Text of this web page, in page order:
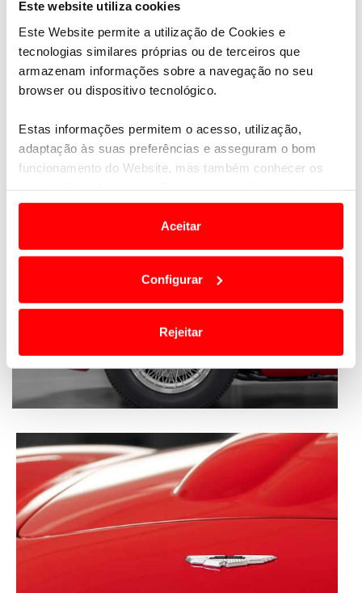
Este website utiliza cookies
Este Website permite a utilização de Cookies e
tecnologias similares próprias ou de terceiros que
armazenam informações sobre a navegação no seu
browser ou dispositivo tecnológico.
Estas informações permitem o acesso, utilização,
adaptação às suas preferências e asseguram o bom
funcionamento do Website, mas também conhecer os
e anúncios de modo a promover produtos e/ou serviços.
Em alguns casos, a utilização destas tecnologias
termos e a todo o tempo as suas preferências e limitando
o acesso a informações durante a navegação no
personalizar conteúdos e anúncios, para lhe proporcionar
funcionalidades de redes sociais, bem como para
Adicionalmente partilhamos informação, relativa à sua
utilização do nosso site de publicidade e de análise, com
parceiros e organizações na UE e em países terceiros.
O ACP garantirá que as transferências internacionais de
dados pessoais serão realizadas apenas com o seu
consentimento e quando tal se afigure estritamente
Aceitar
Configurar
Rejeitar